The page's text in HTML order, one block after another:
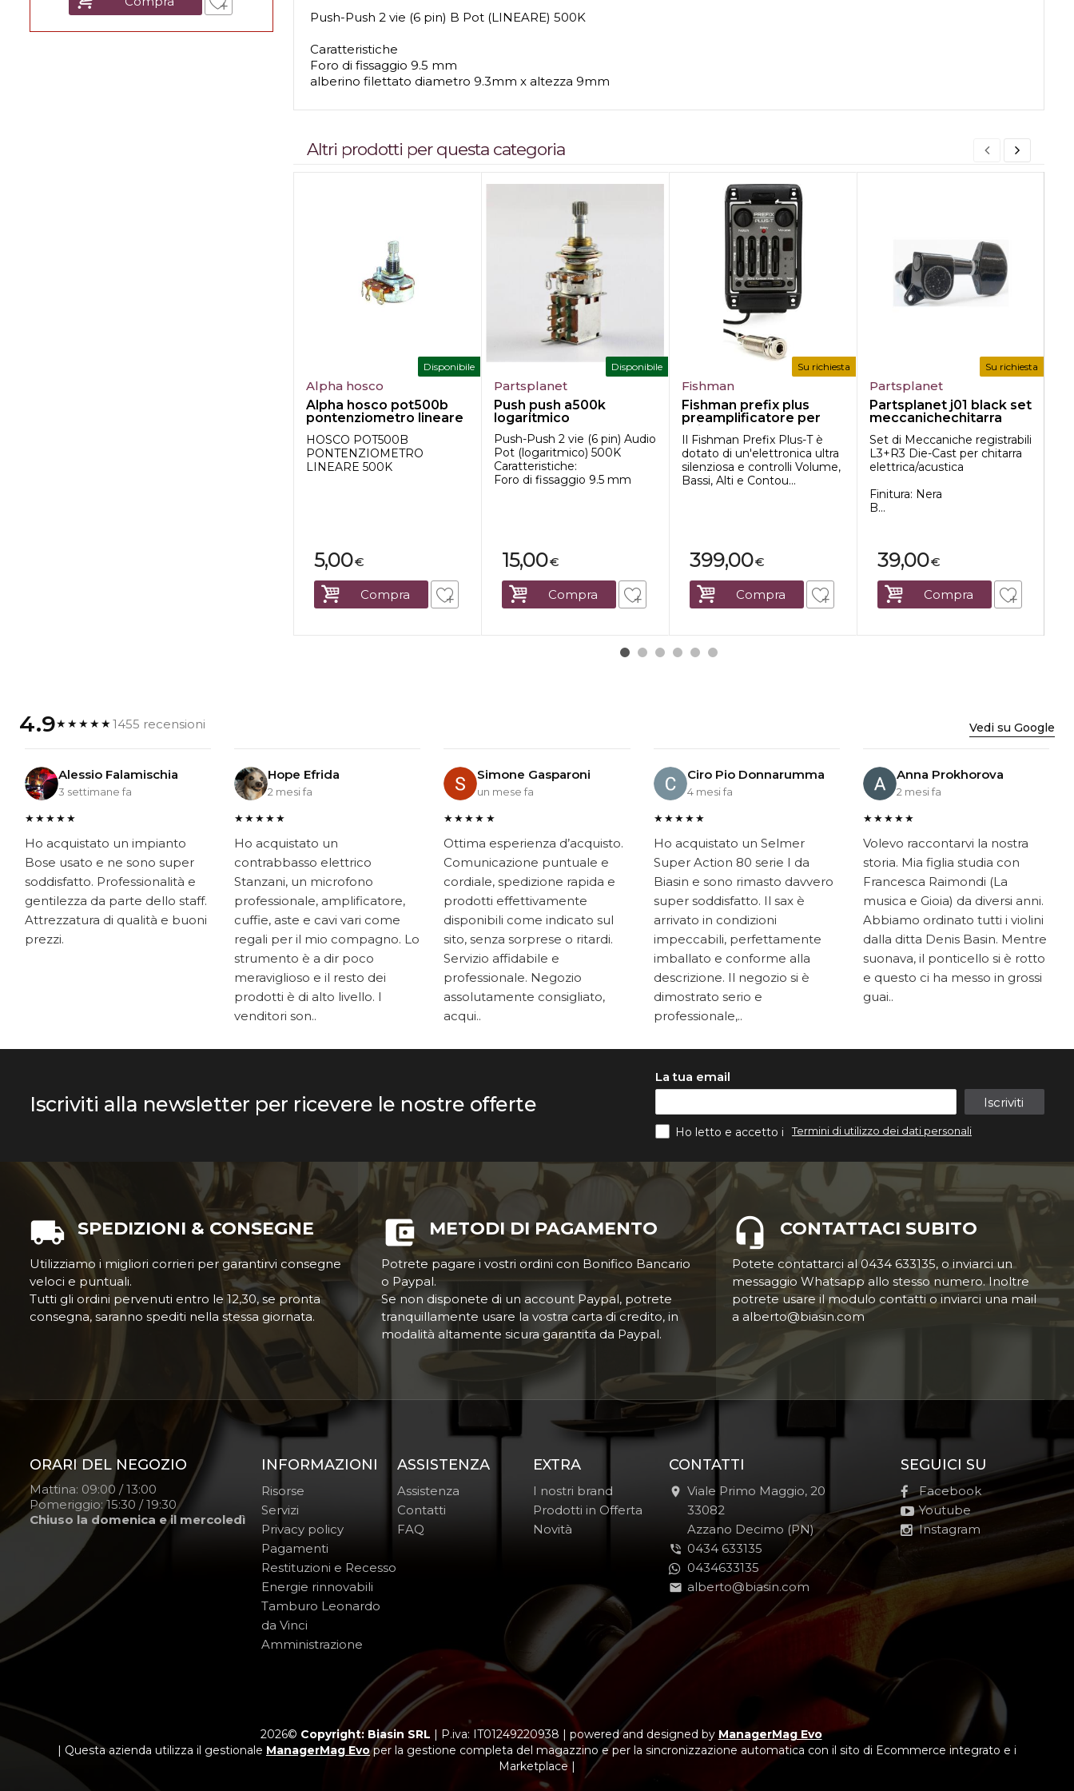
Push-Push 2 vie (6 pin) B Pot (LINEARE) 500K
Caratteristiche
Foro di fissaggio 9.5 mm
alberino filettato diametro 9.3mm x altezza 9mm
Altri prodotti per questa categoria
Disponibile
Alpha hosco
Alpha hosco pot500b
pontenziometro lineare
HOSCO POT500B
PONTENZIOMETRO
LINEARE 500K
€
5,00
Compra
Disponibile
Partsplanet
Push push a500k
logaritmico
Push-Push 2 vie (6 pin) Audio
Pot (logaritmico) 500K
Caratteristiche:
Foro di fissaggio 9.5 mm
€
15,00
Compra
Su richiesta
Fishman
Fishman prefix plus
preamplificatore per
chitarra
Il Fishman Prefix Plus-T è
dotato di un'elettronica ultra
silenziosa e controlli Volume,
Bassi, Alti e Contou...
€
399,00
Compra
Su richiesta
Partsplanet
Partsplanet j01 black set
meccanichechitarra
Set di Meccaniche registrabili
L3+R3 Die-Cast per chitarra
elettrica/acustica
Finitura: Nera
B...
€
39,00
Compra
4.9★★★★★1455 recensioni Vedi su Google
Alessio Falamischia
3 settimane fa
★★★★★
Ho acquistato un impianto
Bose usato e ne sono super
soddisfatto. Professionalità e
gentilezza da parte dello staff.
Attrezzatura di qualità e buoni
prezzi.
Hope Efrida
2 mesi fa
★★★★★
Ho acquistato un
contrabbasso elettrico
Stanzani, un microfono
professionale, amplificatore,
cuffie, aste e cavi vari come
regali per il mio compagno. Lo
strumento è a dir poco
meraviglioso e il resto dei
prodotti è di alto livello. I
venditori son..
Simone Gasparoni
un mese fa
★★★★★
Ottima esperienza d’acquisto.
Comunicazione puntuale e
cordiale, spedizione rapida e
prodotti effettivamente
disponibili come indicato sul
sito, senza sorprese o ritardi.
Servizio affidabile e
professionale. Negozio
assolutamente consigliato,
acqui..
Ciro Pio Donnarumma
4 mesi fa
★★★★★
Ho acquistato un Selmer
Super Action 80 serie I da
Biasin e sono rimasto davvero
super soddisfatto. Il sax è
arrivato in condizioni
impeccabili, perfettamente
imballato e conforme alla
descrizione. Il negozio si è
dimostrato serio e
professionale,..
Anna Prokhorova
2 mesi fa
★★★★★
Volevo raccontarvi la nostra
storia. Mia figlia studia con
Francesca Raimondi (La
musica e Gioia) da diversi anni.
Abbiamo ordinato tutti i violini
dalla ditta Denis Basin. Mentre
suonava, il ponticello si è rotto
e questo ci ha messo in grossi
guai..
Iscriviti alla newsletter per ricevere le nostre offerte
La tua email
Iscriviti
Ho letto e accetto i Termini di utilizzo dei dati personali
SPEDIZIONI & CONSEGNE
Utilizziamo i migliori corrieri per garantirvi consegne
veloci e puntuali.
Tutti gli ordini pervenuti entro le 12,30, se pronta
consegna, saranno spediti nella stessa giornata.
METODI DI PAGAMENTO
Potrete pagare i vostri ordini con Bonifico Bancario
o Paypal.
Se non disponete di un account Paypal, potrete
tranquillamente usare la vostra carta di credito, in
modalità altamente sicura garantita da Paypal.
CONTATTACI SUBITO
Potete contattarci al 0434 633135, o inviarci un
messaggio Whatsapp allo stesso numero. Inoltre
potrete usare il modulo contatti o inviarci una mail
a alberto@biasin.com
ORARI DEL NEGOZIO
Mattina: 09:00 / 13:00
Pomeriggio: 15:30 / 19:30
Chiuso la domenica e il mercoledì
INFORMAZIONI
Risorse
Servizi
Privacy policy
Pagamenti
Restituzioni e Recesso
Energie rinnovabili
Tamburo Leonardo
da Vinci
Amministrazione
ASSISTENZA
Assistenza
Contatti
FAQ
EXTRA
I nostri brand
Prodotti in Offerta
Novità
CONTATTI
Viale Primo Maggio, 20
-
33082
-
Azzano Decimo (PN)
0434 633135
0434633135
alberto@biasin.com
SEGUICI SU
Facebook
Youtube
Instagram
2026© Copyright: Biasin SRL | P.iva: IT01249220938 | powered and designed by ManagerMag Evo
| Questa azienda utilizza il gestionale ManagerMag Evoper la gestione completa del magazzino e per la sincronizzazione automatica con il sito di Ecommerce integrato e i
Marketplace |